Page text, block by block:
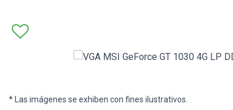
* Las imágenes se exhiben con fines ilustrativos.